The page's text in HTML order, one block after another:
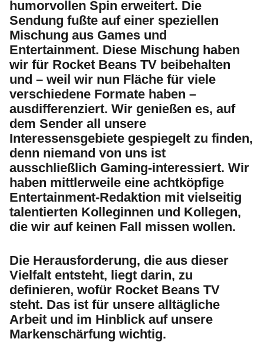
humorvollen Spin erweitert. Die
Sendung fußte auf einer speziellen
Mischung aus Games und
Entertainment. Diese Mischung haben
wir für Rocket Beans TV beibehalten
und – weil wir nun Fläche für viele
verschiedene Formate haben –
ausdifferenziert. Wir genießen es, auf
dem Sender all unsere
Interessensgebiete gespiegelt zu finden,
denn niemand von uns ist
ausschließlich Gaming-interessiert. Wir
haben mittlerweile eine achtköpfige
Entertainment-Redaktion mit vielseitig
talentierten Kolleginnen und Kollegen,
die wir auf keinen Fall missen wollen.
Die Herausforderung, die aus dieser
Vielfalt entsteht, liegt darin, zu
definieren, wofür Rocket Beans TV
steht. Das ist für unsere alltägliche
Arbeit und im Hinblick auf unsere
Markenschärfung wichtig.